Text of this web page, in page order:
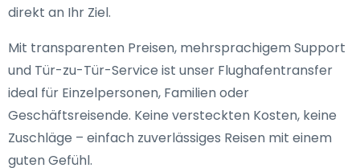
direkt an Ihr Ziel.
Mit transparenten Preisen, mehrsprachigem Support
und Tür-zu-Tür-Service ist unser Flughafentransfer
ideal für Einzelpersonen, Familien oder
Geschäftsreisende. Keine versteckten Kosten, keine
Zuschläge – einfach zuverlässiges Reisen mit einem
guten Gefühl.